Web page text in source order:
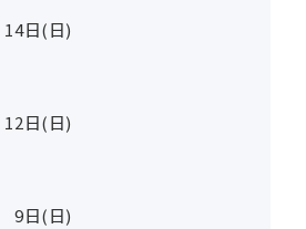
14日(日)
12日(日)
9日(日)